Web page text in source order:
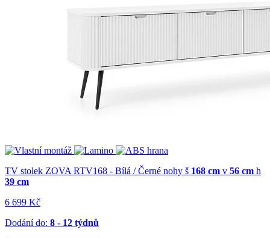
TV stolek ZOVA RTV168 - Bílá / Černé nohy š 168 cm v 56 cm h
39 cm
6 699 Kč
Dodání do: 8 - 12 týdnů